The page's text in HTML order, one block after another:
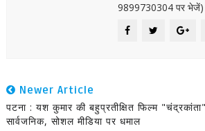
9899730304 पर भेजें)
Newer Article
पटना : यश कुमार की बहुप्रतीक्षित फिल्म
सार्वजनिक, सोशल मीडिया पर धमाल